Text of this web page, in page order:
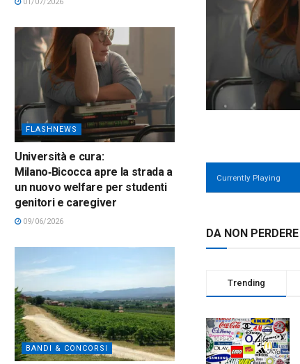
01/07/2026
FLASHNEWS
Università e cura:
Milano‑Bicocca apre la strada a
un nuovo welfare per studenti
genitori e caregiver
09/06/2026
BANDI & CONCORSI
Currently Playing
DA NON PERDERE
Trending